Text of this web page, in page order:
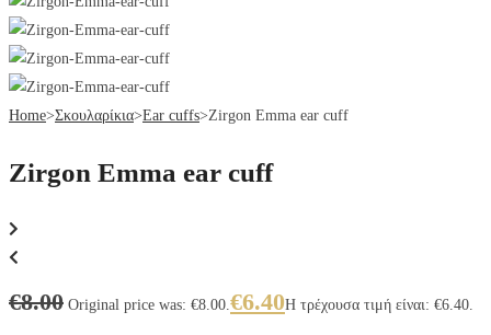
Home>Σκουλαρίκια>Ear cuffs>Zirgon Emma ear cuff
Zirgon Emma ear cuff
€8.00 Original price was: €8.00. €6.40Η τρέχουσα τιμή είναι: €6.40.